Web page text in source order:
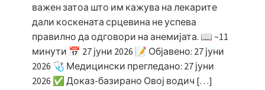
важен затоа што им кажува на лекарите
дали коскената срцевина не успева
правилно да одговори на анемијата. 📖 ~11
минути 📅 27 јуни 2026 📝 Објавено: 27 јуни
2026 🩺 Медицински прегледано: 27 јуни
2026 ✅ Доказ-базирано Овој водич […]